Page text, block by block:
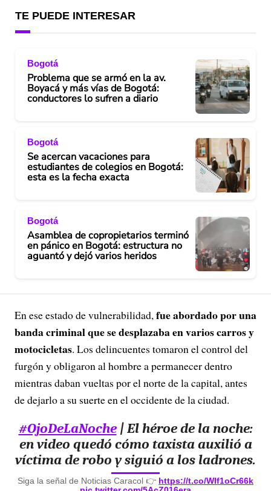
TE PUEDE INTERESAR
Bogotá
Problema que se armó en la av.
Boyacá y más vías de Bogotá:
conductores lo sufren a diario
Bogotá
Se acercan vacaciones para
estudiantes de colegios en Bogotá:
esta es la fecha exacta
Bogotá
Asamblea de copropietarios terminó
en pánico en Bogotá: estructura no
aguantó y dejó varios heridos
En ese estado de vulnerabilidad,fue abordado por una
banda criminal que se desplazaba en varios carros y
motocicletas. Los delincuentes tomaron el control del
furgón y obligaron al hombre a permanecer dentro
mientras daban vueltas por el norte de la capital, antes
de dejarlo a su suerte en el occidente de la ciudad.
#OjoDeLaNoche| El héroe de la noche:
en video quedó cómo taxista auxilió a
víctima de robo y siguió a los ladrones.
Siga la señal de Noticias Caracol 👉 https://t.co/Wlf1oCr66k